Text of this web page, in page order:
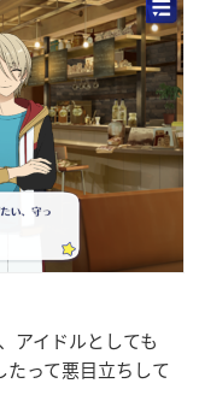
アイドルとしても
たって悪目立ちして